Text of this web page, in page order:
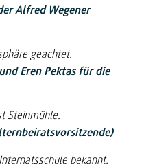
Alfred Wegener
geachtet.
Eren Pektas für die
Steinmühle.
bekannt.